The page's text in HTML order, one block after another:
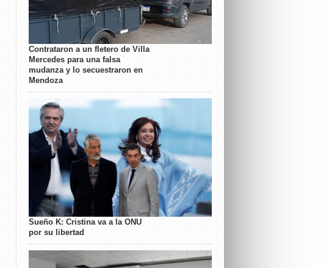
Contrataron a un fletero de Villa
Mercedes para una falsa
mudanza y lo secuestraron en
Mendoza
Sueño K: Cristina va a la ONU
por su libertad